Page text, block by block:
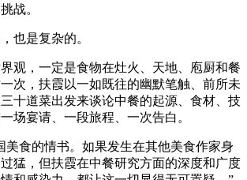
战。
也是复杂的。
观，一定是食物在灶火、天地、庖厨和餐
次，扶霞以一如既往的幽默笔触、前所未
十道菜出发来谈论中餐的起源、食材、技
场宴请、一段旅程、一次告白。
美食的情书。如果发生在其他美食作家身
过猛，但扶霞在中餐研究方面的深度和广度